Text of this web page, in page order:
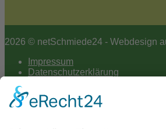
2026 © netSchmiede24 - Webdesign
Impressum
Datenschutzerklärung
Cookie-Einstellungen